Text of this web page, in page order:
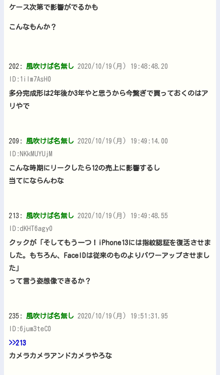
ケース次第で影響がでるかも
こんなもんか？
202: 風吹けば名無し 2020/10/19(月) 19:48:48.20
ID:1ilm7AsH0
多分完成形は2年後か3年やと思うから今繋ぎで買っておくのはア
リやで
209: 風吹けば名無し 2020/10/19(月) 19:49:14.00
ID:NKkMUYUjM
こんな時期にリークしたら12の売上に影響するし
当てにならんわな
213: 風吹けば名無し 2020/10/19(月) 19:49:48.55
ID:dKHT6agy0
クックが「そしてもう一つ！iPhone13には指紋認証を復活させま
した。もちろん、FaceIDは従来のものよりパワーアップさせまし
た」
って言う姿想像できるか？
235: 風吹けば名無し 2020/10/19(月) 19:51:31.95
ID:6jum3teC0
>>213
カメラカメラアンドカメラやろな